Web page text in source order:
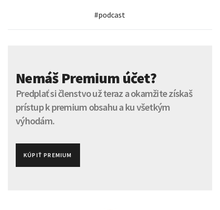
#podcast
Nemáš Premium účet?
Predplať si členstvo už teraz a okamžite získaš
prístup k premium obsahu a ku všetkým
výhodám.
KÚPIŤ PREMIUM